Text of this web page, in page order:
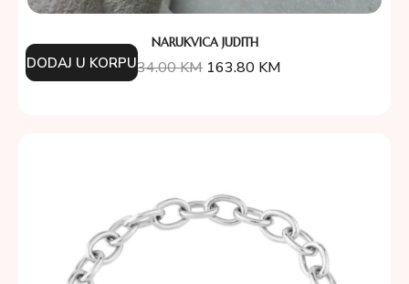
NARUKVICA JUDITH
234.00KM 163.80 KM
DODAJ U KORPU